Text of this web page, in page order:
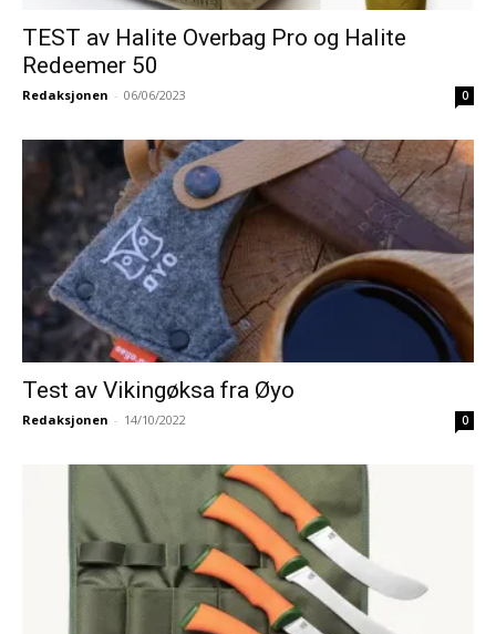
TEST av Halite Overbag Pro og Halite
Redeemer 50
Redaksjonen - 06/06/2023 0
Test av Vikingøksa fra Øyo
Redaksjonen - 14/10/2022 0